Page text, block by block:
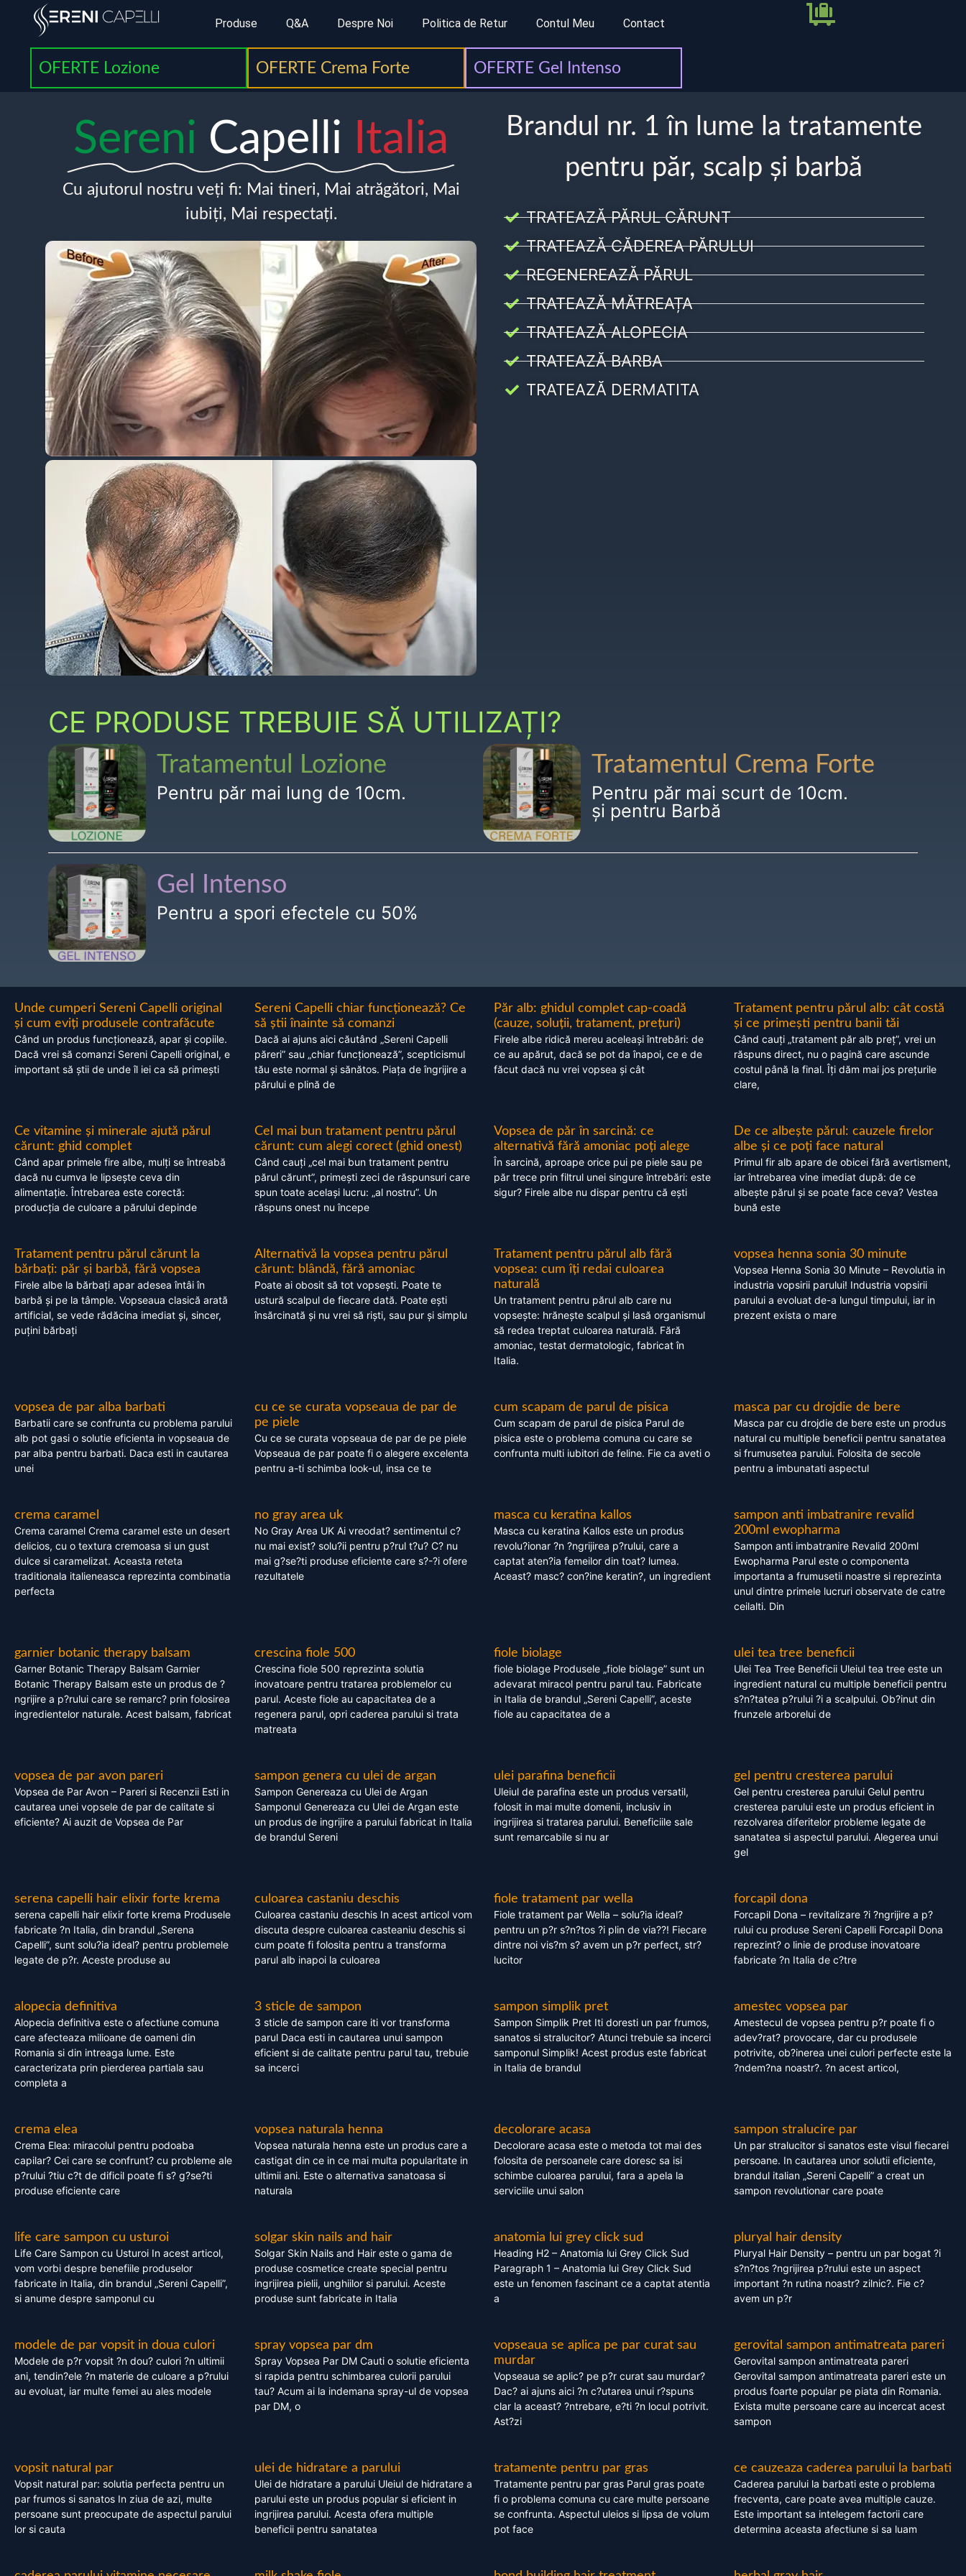
Produse Q&A Despre Noi Politica de Retur Contul Meu Contact
OFERTE Lozione OFERTE Crema Forte OFERTE Gel Intenso
Sereni Capelli Italia
Cu ajutorul nostru veți fi: Mai tineri, Mai atrăgători, Mai
iubiți, Mai respectați.
Brandul nr. 1 în lume la tratamente
pentru păr, scalp și barbă
TRATEAZĂ PĂRUL CĂRUNT
TRATEAZĂ CĂDEREA PĂRULUI
REGENEREAZĂ PĂRUL
TRATEAZĂ MĂTREAȚA
TRATEAZĂ ALOPECIA
TRATEAZĂ BARBA
TRATEAZĂ DERMATITA
CE PRODUSE TREBUIE SĂ UTILIZAȚI?
Tratamentul Lozione
Pentru păr mai lung de 10cm.
Tratamentul Crema Forte
Pentru păr mai scurt de 10cm.
și pentru Barbă
Gel Intenso
Pentru a spori efectele cu 50%
Unde cumperi Sereni Capelli original
și cum eviți produsele contrafăcute
Când un produs funcționează, apar și copiile.
Dacă vrei să comanzi Sereni Capelli original, e
important să știi de unde îl iei ca să primești
Sereni Capelli chiar funcționează? Ce
să știi înainte să comanzi
Dacă ai ajuns aici căutând „Sereni Capelli
păreri” sau „chiar funcționează”, scepticismul
tău este normal și sănătos. Piața de îngrijire a
părului e plină de
Păr alb: ghidul complet cap-coadă
(cauze, soluții, tratament, prețuri)
Firele albe ridică mereu aceleași întrebări: de
ce au apărut, dacă se pot da înapoi, ce e de
făcut dacă nu vrei vopsea și cât
Tratament pentru părul alb: cât costă
și ce primești pentru banii tăi
Când cauți „tratament păr alb preț”, vrei un
răspuns direct, nu o pagină care ascunde
costul până la final. Îți dăm mai jos prețurile
clare,
Ce vitamine și minerale ajută părul
cărunt: ghid complet
Când apar primele fire albe, mulți se întreabă
dacă nu cumva le lipsește ceva din
alimentație. Întrebarea este corectă:
producția de culoare a părului depinde
Cel mai bun tratament pentru părul
cărunt: cum alegi corect (ghid onest)
Când cauți „cel mai bun tratament pentru
părul cărunt”, primești zeci de răspunsuri care
spun toate același lucru: „al nostru”. Un
răspuns onest nu începe
Vopsea de păr în sarcină: ce
alternativă fără amoniac poți alege
În sarcină, aproape orice pui pe piele sau pe
păr trece prin filtrul unei singure întrebări: este
sigur? Firele albe nu dispar pentru că ești
De ce albește părul: cauzele firelor
albe și ce poți face natural
Primul fir alb apare de obicei fără avertisment,
iar întrebarea vine imediat după: de ce
albește părul și se poate face ceva? Vestea
bună este
Tratament pentru părul cărunt la
bărbați: păr și barbă, fără vopsea
Firele albe la bărbați apar adesea întâi în
barbă și pe la tâmple. Vopseaua clasică arată
artificial, se vede rădăcina imediat și, sincer,
puțini bărbați
Alternativă la vopsea pentru părul
cărunt: blândă, fără amoniac
Poate ai obosit să tot vopsești. Poate te
ustură scalpul de fiecare dată. Poate ești
însărcinată și nu vrei să riști, sau pur și simplu
Tratament pentru părul alb fără
vopsea: cum îți redai culoarea
naturală
Un tratament pentru părul alb care nu
vopsește: hrănește scalpul și lasă organismul
să redea treptat culoarea naturală. Fără
amoniac, testat dermatologic, fabricat în
Italia.
vopsea henna sonia 30 minute
Vopsea Henna Sonia 30 Minute – Revolutia in
industria vopsirii parului! Industria vopsirii
parului a evoluat de-a lungul timpului, iar in
prezent exista o mare
vopsea de par alba barbati
Barbatii care se confrunta cu problema parului
alb pot gasi o solutie eficienta in vopseaua de
par alba pentru barbati. Daca esti in cautarea
unei
cu ce se curata vopseaua de par de
pe piele
Cu ce se curata vopseaua de par de pe piele
Vopseaua de par poate fi o alegere excelenta
pentru a-ti schimba look-ul, insa ce te
cum scapam de parul de pisica
Cum scapam de parul de pisica Parul de
pisica este o problema comuna cu care se
confrunta multi iubitori de feline. Fie ca aveti o
masca par cu drojdie de bere
Masca par cu drojdie de bere este un produs
natural cu multiple beneficii pentru sanatatea
si frumusetea parului. Folosita de secole
pentru a imbunatati aspectul
crema caramel
Crema caramel Crema caramel este un desert
delicios, cu o textura cremoasa si un gust
dulce si caramelizat. Aceasta reteta
traditionala italieneasca reprezinta combinatia
perfecta
no gray area uk
No Gray Area UK Ai vreodat? sentimentul c?
nu mai exist? solu?ii pentru p?rul t?u? C? nu
mai g?se?ti produse eficiente care s?-?i ofere
rezultatele
masca cu keratina kallos
Masca cu keratina Kallos este un produs
revolu?ionar ?n ?ngrijirea p?rului, care a
captat aten?ia femeilor din toat? lumea.
Aceast? masc? con?ine keratin?, un ingredient
sampon anti imbatranire revalid
200ml ewopharma
Sampon anti imbatranire Revalid 200ml
Ewopharma Parul este o componenta
importanta a frumusetii noastre si reprezinta
unul dintre primele lucruri observate de catre
ceilalti. Din
garnier botanic therapy balsam
Garner Botanic Therapy Balsam Garnier
Botanic Therapy Balsam este un produs de ?
ngrijire a p?rului care se remarc? prin folosirea
ingredientelor naturale. Acest balsam, fabricat
crescina fiole 500
Crescina fiole 500 reprezinta solutia
inovatoare pentru tratarea problemelor cu
parul. Aceste fiole au capacitatea de a
regenera parul, opri caderea parului si trata
matreata
fiole biolage
fiole biolage Produsele „fiole biolage” sunt un
adevarat miracol pentru parul tau. Fabricate
in Italia de brandul „Sereni Capelli”, aceste
fiole au capacitatea de a
ulei tea tree beneficii
Ulei Tea Tree Beneficii Uleiul tea tree este un
ingredient natural cu multiple beneficii pentru
s?n?tatea p?rului ?i a scalpului. Ob?inut din
frunzele arborelui de
vopsea de par avon pareri
Vopsea de Par Avon – Pareri si Recenzii Esti in
cautarea unei vopsele de par de calitate si
eficiente? Ai auzit de Vopsea de Par
sampon genera cu ulei de argan
Sampon Genereaza cu Ulei de Argan
Samponul Genereaza cu Ulei de Argan este
un produs de ingrijire a parului fabricat in Italia
de brandul Sereni
ulei parafina beneficii
Uleiul de parafina este un produs versatil,
folosit in mai multe domenii, inclusiv in
ingrijirea si tratarea parului. Beneficiile sale
sunt remarcabile si nu ar
gel pentru cresterea parului
Gel pentru cresterea parului Gelul pentru
cresterea parului este un produs eficient in
rezolvarea diferitelor probleme legate de
sanatatea si aspectul parului. Alegerea unui
gel
serena capelli hair elixir forte krema
serena capelli hair elixir forte krema Produsele
fabricate ?n Italia, din brandul „Serena
Capelli”, sunt solu?ia ideal? pentru problemele
legate de p?r. Aceste produse au
culoarea castaniu deschis
Culoarea castaniu deschis In acest articol vom
discuta despre culoarea casteaniu deschis si
cum poate fi folosita pentru a transforma
parul alb inapoi la culoarea
fiole tratament par wella
Fiole tratament par Wella – solu?ia ideal?
pentru un p?r s?n?tos ?i plin de via??! Fiecare
dintre noi vis?m s? avem un p?r perfect, str?
lucitor
forcapil dona
Forcapil Dona – revitalizare ?i ?ngrijire a p?
rului cu produse Sereni Capelli Forcapil Dona
reprezint? o linie de produse inovatoare
fabricate ?n Italia de c?tre
alopecia definitiva
Alopecia definitiva este o afectiune comuna
care afecteaza milioane de oameni din
Romania si din intreaga lume. Este
caracterizata prin pierderea partiala sau
completa a
3 sticle de sampon
3 sticle de sampon care iti vor transforma
parul Daca esti in cautarea unui sampon
eficient si de calitate pentru parul tau, trebuie
sa incerci
sampon simplik pret
Sampon Simplik Pret Iti doresti un par frumos,
sanatos si stralucitor? Atunci trebuie sa incerci
samponul Simplik! Acest produs este fabricat
in Italia de brandul
amestec vopsea par
Amestecul de vopsea pentru p?r poate fi o
adev?rat? provocare, dar cu produsele
potrivite, ob?inerea unei culori perfecte este la
?ndem?na noastr?. ?n acest articol,
crema elea
Crema Elea: miracolul pentru podoaba
capilar? Cei care se confrunt? cu probleme ale
p?rului ?tiu c?t de dificil poate fi s? g?se?ti
produse eficiente care
vopsea naturala henna
Vopsea naturala henna este un produs care a
castigat din ce in ce mai multa popularitate in
ultimii ani. Este o alternativa sanatoasa si
naturala
decolorare acasa
Decolorare acasa este o metoda tot mai des
folosita de persoanele care doresc sa isi
schimbe culoarea parului, fara a apela la
serviciile unui salon
sampon stralucire par
Un par stralucitor si sanatos este visul fiecarei
persoane. In cautarea unor solutii eficiente,
brandul italian „Sereni Capelli” a creat un
sampon revolutionar care poate
life care sampon cu usturoi
Life Care Sampon cu Usturoi In acest articol,
vom vorbi despre benefiile produselor
fabricate in Italia, din brandul „Sereni Capelli”,
si anume despre samponul cu
solgar skin nails and hair
Solgar Skin Nails and Hair este o gama de
produse cosmetice create special pentru
ingrijirea pielii, unghiilor si parului. Aceste
produse sunt fabricate in Italia
anatomia lui grey click sud
Heading H2 – Anatomia lui Grey Click Sud
Paragraph 1 – Anatomia lui Grey Click Sud
este un fenomen fascinant ce a captat atentia
a
pluryal hair density
Pluryal Hair Density – pentru un par bogat ?i
s?n?tos ?ngrijirea p?rului este un aspect
important ?n rutina noastr? zilnic?. Fie c?
avem un p?r
modele de par vopsit in doua culori
Modele de p?r vopsit ?n dou? culori ?n ultimii
ani, tendin?ele ?n materie de culoare a p?rului
au evoluat, iar multe femei au ales modele
spray vopsea par dm
Spray Vopsea Par DM Cauti o solutie eficienta
si rapida pentru schimbarea culorii parului
tau? Acum ai la indemana spray-ul de vopsea
par DM, o
vopseaua se aplica pe par curat sau
murdar
Vopseaua se aplic? pe p?r curat sau murdar?
Dac? ai ajuns aici ?n c?utarea unui r?spuns
clar la aceast? ?ntrebare, e?ti ?n locul potrivit.
Ast?zi
gerovital sampon antimatreata pareri
Gerovital sampon antimatreata pareri
Gerovital sampon antimatreata pareri este un
produs foarte popular pe piata din Romania.
Exista multe persoane care au incercat acest
sampon
vopsit natural par
Vopsit natural par: solutia perfecta pentru un
par frumos si sanatos In ziua de azi, multe
persoane sunt preocupate de aspectul parului
lor si cauta
ulei de hidratare a parului
Ulei de hidratare a parului Uleiul de hidratare a
parului este un produs popular si eficient in
ingrijirea parului. Acesta ofera multiple
beneficii pentru sanatatea
tratamente pentru par gras
Tratamente pentru par gras Parul gras poate
fi o problema comuna cu care multe persoane
se confrunta. Aspectul uleios si lipsa de volum
pot face
ce cauzeaza caderea parului la barbati
Caderea parului la barbati este o problema
frecventa, care poate avea multiple cauze.
Este important sa intelegem factorii care
determina aceasta afectiune si sa luam